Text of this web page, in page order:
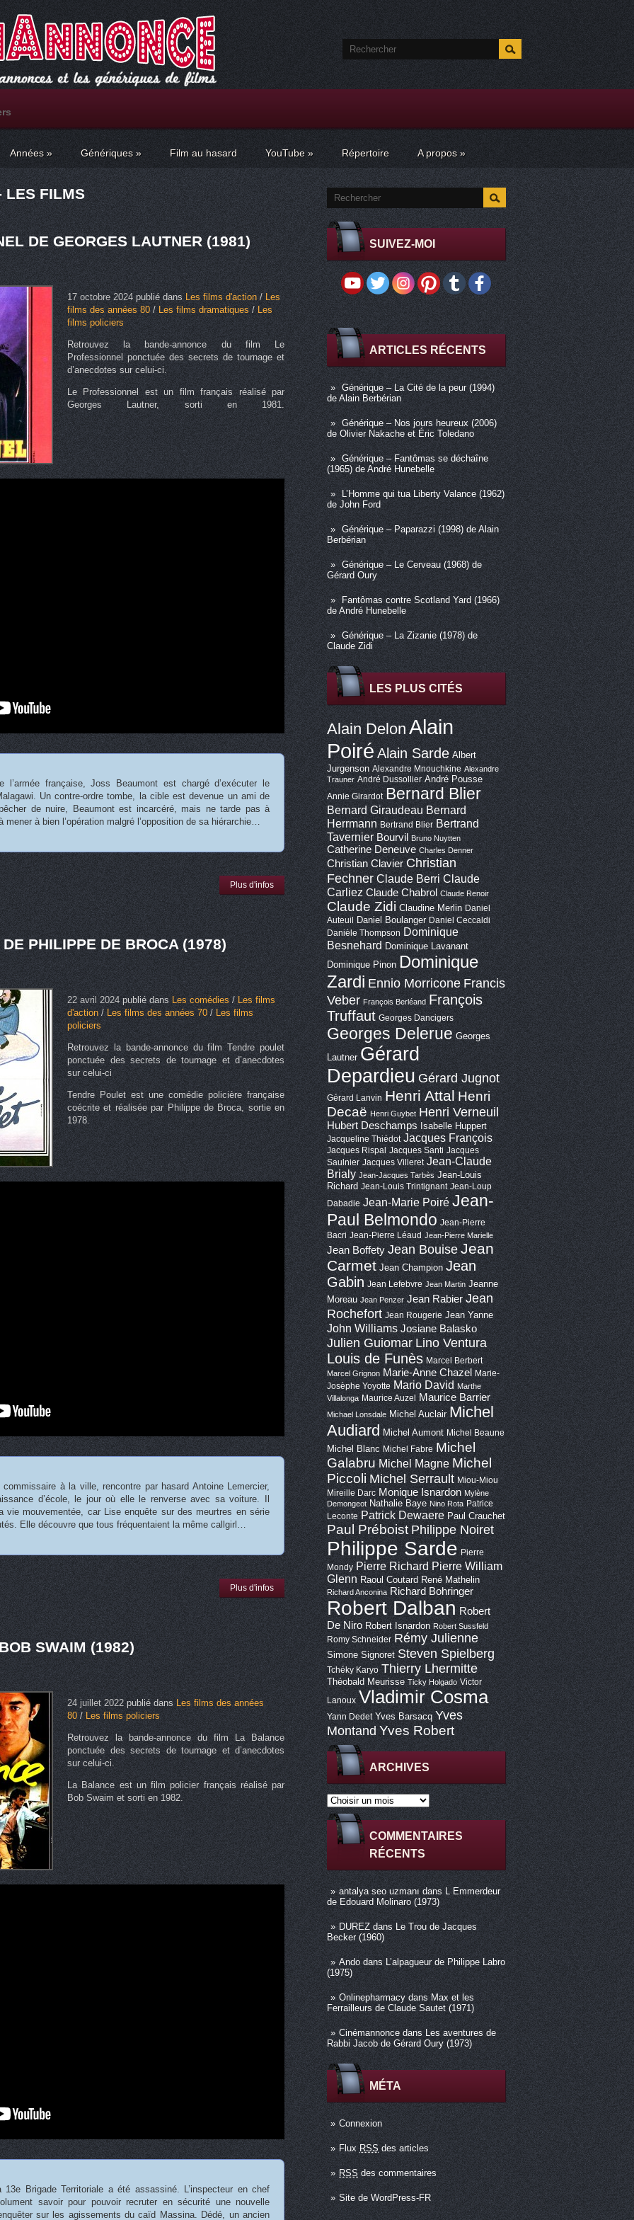
Années » Génériques » Film au hasard YouTube » Répertoire A propos »
SUIVEZ-MOI
ARTICLES RÉCENTS
Générique – La Cité de la peur (1994)
de Alain Berbérian
Générique – Nos jours heureux (2006)
de Olivier Nakache et Éric Toledano
Générique – Fantômas se déchaîne
(1965) de André Hunebelle
L’Homme qui tua Liberty Valance (1962)
de John Ford
Générique – Paparazzi (1998) de Alain
Berbérian
Générique – Le Cerveau (1968) de
Gérard Oury
Fantômas contre Scotland Yard (1966)
de André Hunebelle
Générique – La Zizanie (1978) de
Claude Zidi
LES PLUS CITÉS
Alain DelonAlain
Poiré Alain Sarde Albert
Jurgenson Alexandre Mnouchkine Alexandre
Trauner André Dussollier André Pousse
Annie Girardot Bernard Blier
Bernard Giraudeau Bernard
Herrmann Bertrand Blier Bertrand
Tavernier Bourvil Bruno Nuytten
Catherine Deneuve Charles Denner
Christian Clavier Christian
Fechner Claude Berri Claude
Carliez Claude Chabrol Claude Renoir
Claude Zidi Claudine Merlin Daniel
Auteuil
Daniel Boulanger Daniel Ceccaldi
Danièle Thompson Dominique
Besnehard Dominique Lavanant
Dominique Pinon Dominique
Zardi Ennio Morricone Francis
Veber François Berléand François
Truffaut Georges Dancigers
Georges Delerue Georges
Lautner Gérard
Depardieu Gérard Jugnot
Gérard Lanvin Henri Attal Henri
Decaë Henri Guybet Henri Verneuil
Hubert Deschamps Isabelle Huppert
Jacqueline Thiédot Jacques François
Jacques Rispal Jacques Santi Jacques
Saulnier Jacques Villeret Jean-Claude
Brialy Jean-Jacques Tarbès Jean-Louis
Richard Jean-Louis Trintignant Jean-Loup
Dabadie Jean-Marie Poiré Jean-
Paul Belmondo Jean-Pierre
Bacri Jean-Pierre Léaud Jean-Pierre Marielle
Jean Boffety Jean BouiseJean
Carmet Jean Champion Jean
Gabin Jean Lefebvre Jean Martin Jeanne
Moreau Jean Penzer Jean Rabier Jean
Rochefort Jean Rougerie Jean Yanne
John Williams Josiane Balasko
Julien Guiomar Lino Ventura
Louis de Funès Marcel Berbert
Marcel Grignon Marie-Anne Chazel
Marie-
Josèphe Yoyotte Mario David Marthe
Villalonga Maurice Auzel Maurice Barrier
Michael Lonsdale Michel Auclair Michel
Audiard Michel Aumont Michel Beaune
Michel Blanc Michel Fabre Michel
Galabru Michel Magne Michel
Piccoli Michel Serrault Miou-Miou
Mireille Darc Monique Isnardon Mylène
Demongeot Nathalie Baye Nino Rota Patrice
Leconte Patrick Dewaere Paul Crauchet
Paul Préboist Philippe Noiret
Philippe Sarde Pierre
Mondy Pierre Richard Pierre William
Glenn Raoul Coutard René Mathelin
Richard Anconina Richard Bohringer
Robert Dalban Robert
De Niro Robert Isnardon Robert Sussfeld
Romy Schneider Rémy Julienne
Simone Signoret Steven Spielberg
Tchéky Karyo Thierry Lhermitte
Théobald Meurisse Ticky Holgado Victor
Lanoux Vladimir Cosma
Yann Dedet Yves Barsacq Yves
Montand Yves Robert
ARCHIVES
COMMENTAIRES
RÉCENTS
antalya seo uzmanıdans L Emmerdeur
de Edouard Molinaro (1973)
DUREZdans Le Trou de Jacques
Becker (1960)
Andodans L’alpagueur de Philippe Labro
(1975)
Onlinepharmacy dansMax et les
Ferrailleurs de Claude Sautet (1971)
Cinémannonce dansLes aventures de
Rabbi Jacob de Gérard Oury (1973)
MÉTA
Connexion
Flux RSS des articles
RSSdes commentaires
Site de WordPress-FR
LES FILMS
DE GEORGES LAUTNER (1981)
17 octobre 2024publié dans Les films d'action/ Les
films des années 80/ Les films dramatiques / Les
films policiers
Retrouvez la bande-annonce du film Le
Professionnel ponctuée des secrets de tournage et
d’anecdotes sur celui-ci.
Le Professionnel est un film français réalisé par
Georges Lautner, sorti en 1981.
l’armée française, Joss Beaumont est chargé d’exécuter le
Un contre-ordre tombe, la cible est devenue un ami de
de nuire, Beaumont est incarcéré, mais ne tarde pas à
mener à bien l’opération malgré l’opposition de sa hiérarchie…
Plus d'infos
PHILIPPE DE BROCA (1978)
22 avril 2024 publié dans Les comédies / Les films
d'action/ Les films des années 70/Les films
policiers
Retrouvez la bande-annonce du film Tendre poulet
ponctuée des secrets de tournage et d’anecdotes
sur celui-ci
Tendre Poulet est une comédie policière française
coécrite et réalisée par Philippe de Broca, sortie en
1978.
commissaire à la ville, rencontre par hasard Antoine Lemercier,
d’école, le jour où elle le renverse avec sa voiture. Il
vie mouvementée, car Lise enquête sur des meurtres en série
Elle découvre que tous fréquentaient la même callgirl…
Plus d'infos
SWAIM (1982)
24 juillet 2022publié dans Les films des années
80/Les films policiers
Retrouvez la bande-annonce du film La Balance
ponctuée des secrets de tournage et d’anecdotes
sur celui-ci.
La Balance est un film policier français réalisé par
Bob Swaim et sorti en 1982.
13e Brigade Territoriale a été assassiné. L’inspecteur en chef
savoir pour pouvoir recruter en sécurité une nouvelle
sur les agissements du caïd Massina. Dédé, un ancien